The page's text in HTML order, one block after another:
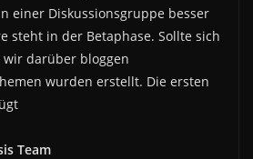
einer Diskussionsgruppe besser
steht in der Betaphase. Sollte sich
darüber bloggen
wurden erstellt. Die ersten
Team